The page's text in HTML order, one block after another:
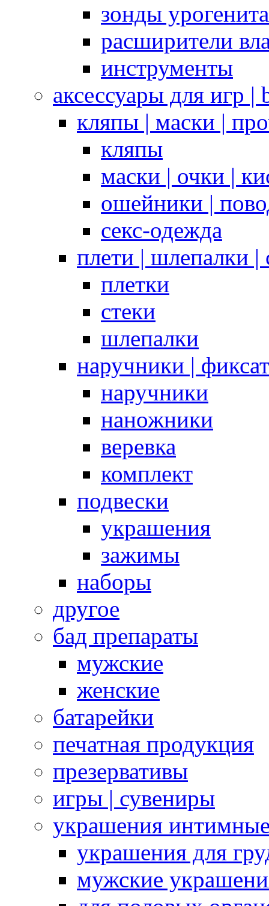
зонды
расширители
инструменты
аксессуары для игр |
кляпы | маски |
кляпы
маски | очки |
ошейники |
секс-одежда
плети | шлепалки |
плетки
стеки
шлепалки
наручники |
наручники
наножники
веревка
комплект
подвески
украшения
зажимы
наборы
другое
бад препараты
мужские
женские
батарейки
печатная продукция
презервативы
игры | сувениры
украшения
украшения для
мужские